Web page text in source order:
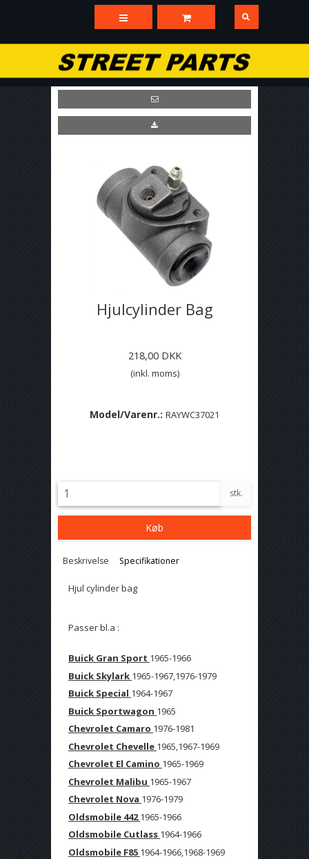
Hjulcylinder Bag
218,00 DKK
(inkl. moms)
Model/Varenr.: RAYWC37021
stk.
Køb
Beskrivelse Specifikationer
Hjul cylinder bag
Passer bl.a :
Buick Gran Sport 1965-1966
Buick Skylark 1965-1967,1976-1979
Buick Special 1964-1967
Buick Sportwagon 1965
Chevrolet Camaro 1976-1981
Chevrolet Chevelle 1965,1967-1969
Chevrolet El Camino 1965-1969
Chevrolet Malibu 1965-1967
Chevrolet Nova 1976-1979
Oldsmobile 4421965-1966
Oldsmobile Cutlass 1964-1966
Oldsmobile F85 1964-1966,1968-1969